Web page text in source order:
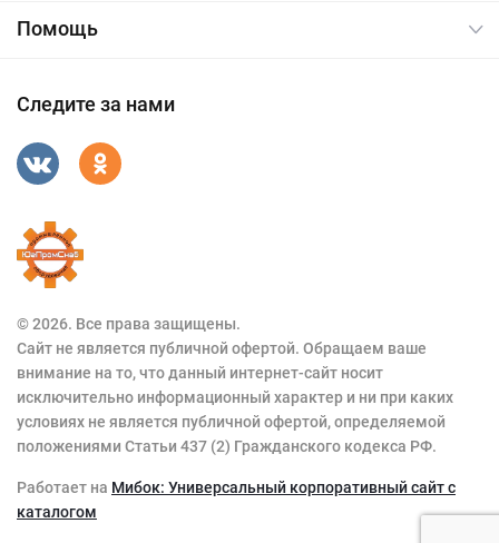
Помощь
Следите за нами
© 2026. Все права защищены.
Сайт не является публичной офертой. Обращаем ваше
внимание на то, что данный интернет-сайт носит
исключительно информационный характер и ни при каких
условиях не является публичной офертой, определяемой
положениями Статьи 437 (2) Гражданского кодекса РФ.
Работает на Мибок: Универсальный корпоративный сайт с
каталогом